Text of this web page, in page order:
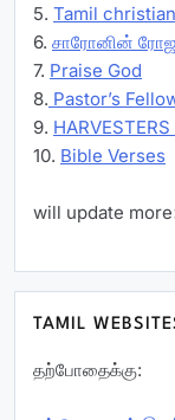
5. Tamil
6. சாரோனின்
7. Praise God
8. Pastor’s
9.
10. Bible Verses
will update
TAMIL
தற்போதைக்கு: